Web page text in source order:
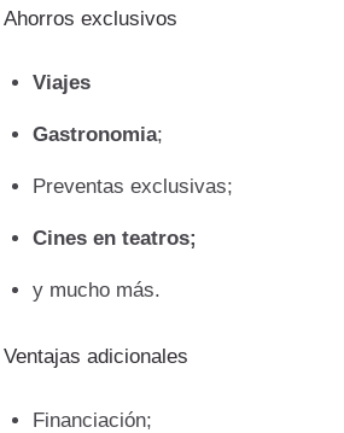
Ahorros exclusivos
Viajes
Gastronomia;
Preventas exclusivas;
Cines en teatros;
y mucho más.
Ventajas adicionales
Financiación;